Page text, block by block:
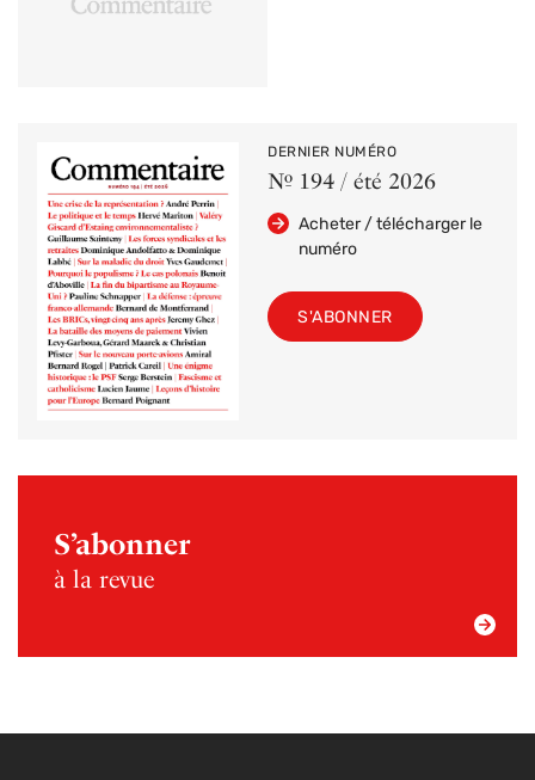
DERNIER NUMÉRO
Nº 194 / été 2026
Acheter / télécharger le
numéro
S'ABONNER
S’abonner
à la revue